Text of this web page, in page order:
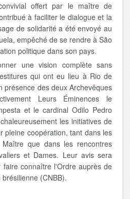
offert par le maître de
à faciliter le dialogue et la
de solidarité a été envoyé au
empêché de se rendre à São
politique dans son pays.
une vision complète sans
qui ont eu lieu à Rio de
présence des deux Archevêques
Leurs Éminences le
et le cardinal Odilo Pedro
les initiatives de
pleine coopération, tant dans les
que dans les rencontres
et Dames. Leur avis sera
connaître l'Ordre auprès de
(CNBB).